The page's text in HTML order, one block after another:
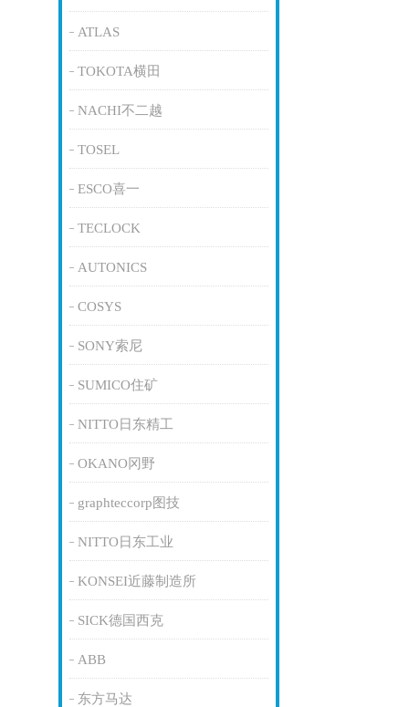
ATLAS
TOKOTA横田
NACHI不二越
TOSEL
ESCO喜一
TECLOCK
AUTONICS
COSYS
SONY索尼
SUMICO住矿
NITTO日东精工
OKANO冈野
graphteccorp图技
NITTO日东工业
KONSEI近藤制造所
SICK德国西克
ABB
东方马达